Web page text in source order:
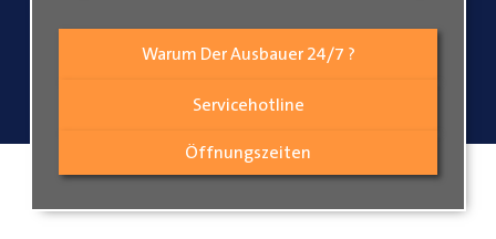
Warum Der Ausbauer 24/7 ?
Servicehotline
Öffnungszeiten